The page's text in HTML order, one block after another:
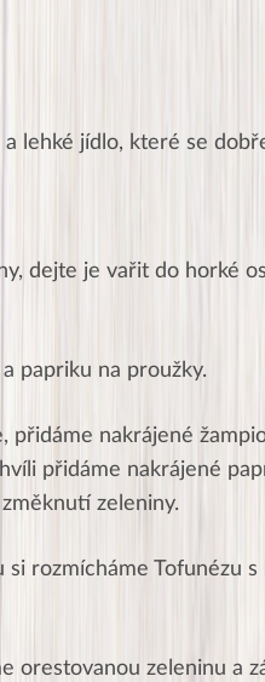
lehké jídlo, které se
dejte je vařit do horké
papriku na proužky.
přidáme nakrájené
přidáme nakrájené
zeleniny.
rozmícháme Tofunézu s
orestovanou zeleninu a